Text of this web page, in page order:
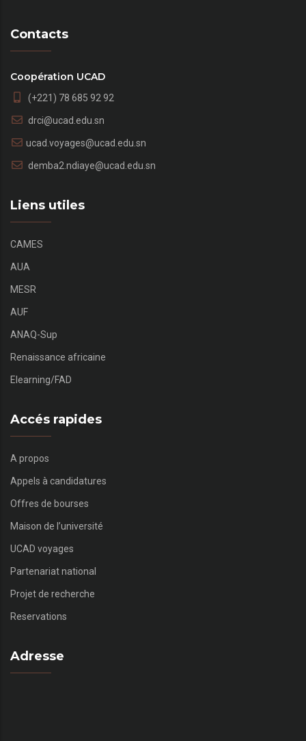
Contacts
Coopération UCAD
(+221) 78 685 92 92
drci@ucad.edu.sn
ucad.voyages@ucad.edu.sn
demba2.ndiaye@ucad.edu.sn
Liens utiles
CAMES
AUA
MESR
AUF
ANAQ-Sup
Renaissance africaine
Elearning/FAD
Accés rapides
A propos
Appels à candidatures
Offres de bourses
Maison de l’université
UCAD voyages
Partenariat national
Projet de recherche
Reservations
Adresse